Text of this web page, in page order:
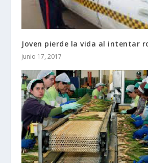
Joven pierde la vida al intentar
junio 17, 2017